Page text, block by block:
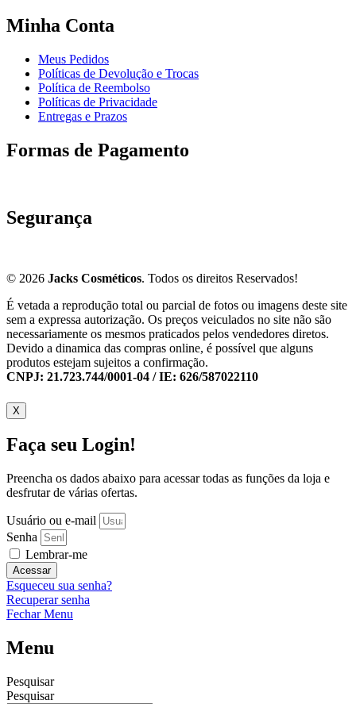
Minha Conta
Meus Pedidos
Políticas de Devolução e Trocas
Política de Reembolso
Políticas de Privacidade
Entregas e Prazos
Formas de Pagamento
Segurança
© 2026 Jacks Cosméticos. Todos os direitos Reservados!
É vetada a reprodução total ou parcial de fotos ou imagens deste site
sem a expressa autorização. Os preços veiculados no site não são
necessariamente os mesmos praticados pelos vendedores diretos.
Devido a dinamica das compras online, é possível que alguns
produtos estejam sujeitos a confirmação.
CNPJ: 21.723.744/0001-04 / IE: 626/587022110
X
Faça seu Login!
Preencha os dados abaixo para acessar todas as funções da loja e
desfrutar de várias ofertas.
Usuário ou e-mail
Senha
Lembrar-me
Acessar
Esqueceu sua senha?
Recuperar senha
Fechar Menu
Menu
Pesquisar
Pesquisar